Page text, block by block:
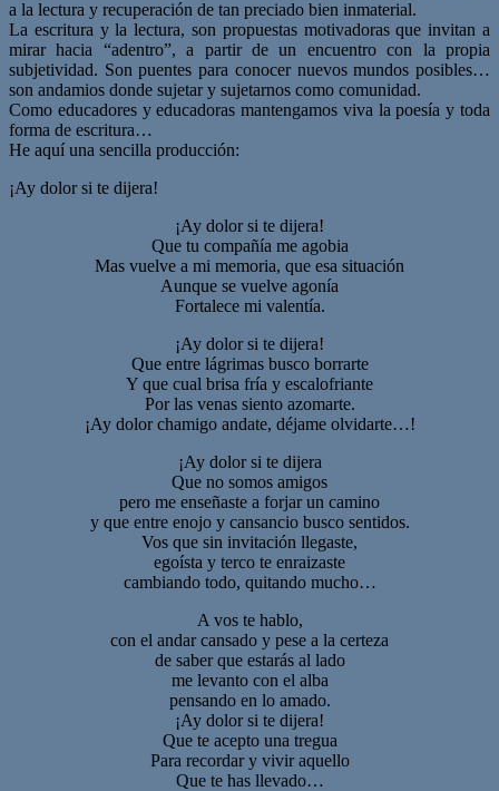
a la lectura y recuperación de tan preciado bien inmaterial.
La escritura y la lectura, son propuestas motivadoras que invitan a
mirar hacia “adentro”, a partir de un encuentro con la propia
subjetividad. Son puentes para conocer nuevos mundos posibles…
son andamios donde sujetar y sujetarnos como comunidad.
Como educadores y educadoras mantengamos viva la poesía y toda
forma de escritura…
He aquí una sencilla producción:
¡Ay dolor si te dijera!
¡Ay dolor si te dijera!
Que tu compañía me agobia
Mas vuelve a mi memoria, que esa situación
Aunque se vuelve agonía
Fortalece mi valentía.
¡Ay dolor si te dijera!
Que entre lágrimas busco borrarte
Y que cual brisa fría y escalofriante
Por las venas siento azomarte.
¡Ay dolor chamigo andate, déjame olvidarte…!
¡Ay dolor si te dijera
Que no somos amigos
pero me enseñaste a forjar un camino
y que entre enojo y cansancio busco sentidos.
Vos que sin invitación llegaste,
egoísta y terco te enraizaste
cambiando todo, quitando mucho…
A vos te hablo,
con el andar cansado y pese a la certeza
de saber que estarás al lado
me levanto con el alba
pensando en lo amado.
¡Ay dolor si te dijera!
Que te acepto una tregua
Para recordar y vivir aquello
Que te has llevado…